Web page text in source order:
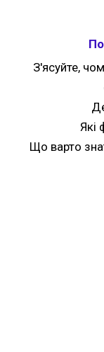
З'ясуйте,
Які
Що варто